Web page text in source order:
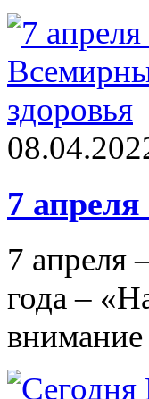
7
7 апреля
года –
внимание